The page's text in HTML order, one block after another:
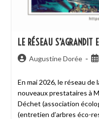
LE RÉSEAU
Augustine Dorée
En mai 2026, le réseau
nouveaux prestataires à
Déchet (association
(entretien d’arbres éco-